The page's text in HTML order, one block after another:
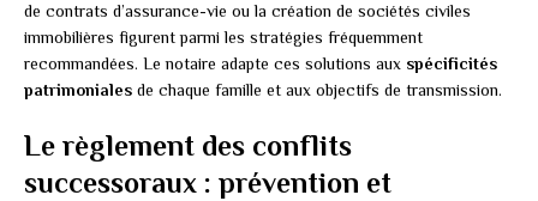
de contrats d’assurance-vie ou la création de sociétés civiles
immobilières figurent parmi les stratégies fréquemment
recommandées. Le notaire adapte ces solutions aux spécificités
patrimoniales de chaque famille et aux objectifs de transmission.
Le règlement des conflits
successoraux : prévention et